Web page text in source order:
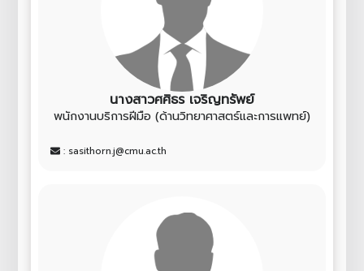
นางสาวศศิธร เจริญทรัพย์
พนักงานบริการฝีมือ (ด้านวิทยาศาสตร์และการแพทย์)
: sasithorn.j@cmu.ac.th